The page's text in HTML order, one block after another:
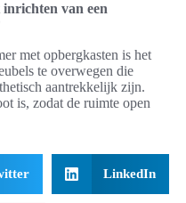
van een
met opbergkasten is het
te overwegen die
aantrekkelijk zijn.
is, zodat de ruimte open
LinkedIn